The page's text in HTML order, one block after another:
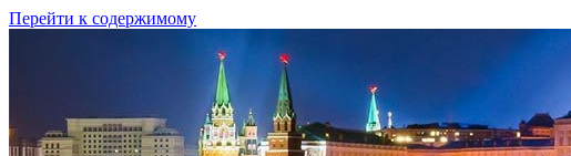
Перейти к содержимому